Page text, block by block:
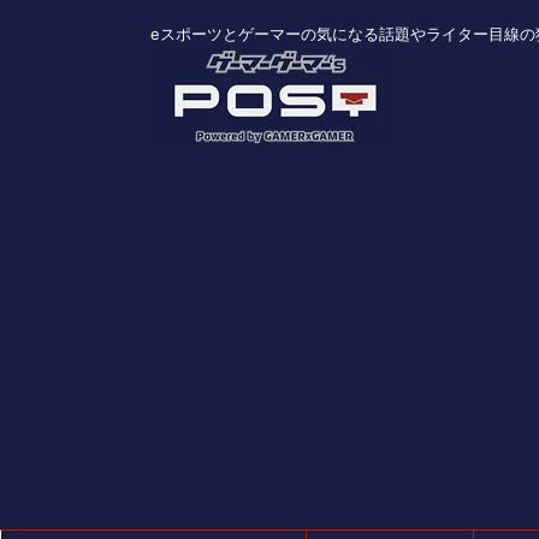
eスポーツとゲーマーの気になる話題やライター目線の